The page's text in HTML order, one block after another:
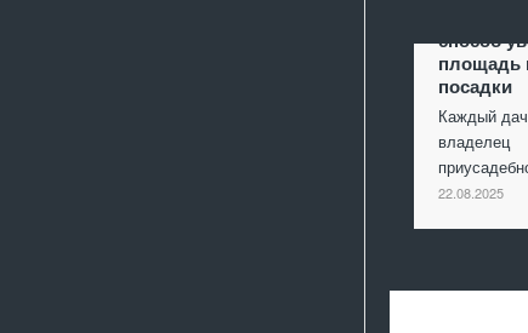
способ
площадь
посадки
Каждый
владелец
22.08.2025